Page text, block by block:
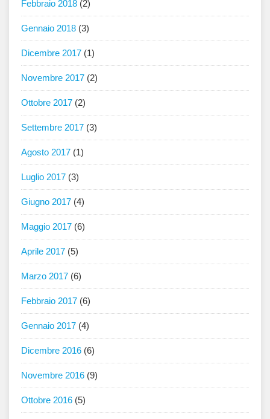
Febbraio 2018 (2)
Gennaio 2018 (3)
Dicembre 2017 (1)
Novembre 2017 (2)
Ottobre 2017 (2)
Settembre 2017 (3)
Agosto 2017 (1)
Luglio 2017 (3)
Giugno 2017 (4)
Maggio 2017 (6)
Aprile 2017 (5)
Marzo 2017 (6)
Febbraio 2017 (6)
Gennaio 2017 (4)
Dicembre 2016 (6)
Novembre 2016 (9)
Ottobre 2016 (5)